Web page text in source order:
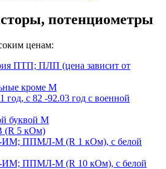
потенциометры
ценам:
ПТП; ПЛП (цена зависит от
кроме М
год, с 82 -92.03 год с военной
буквой М
5 кОм)
ППМЛ-М (R 1 кОм), с белой
ППМЛ-М (R 10 кОм), с белой